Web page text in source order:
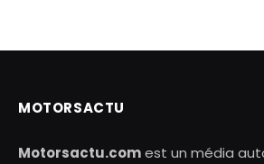
MOTORSACTU
Motorsactu.comest un média